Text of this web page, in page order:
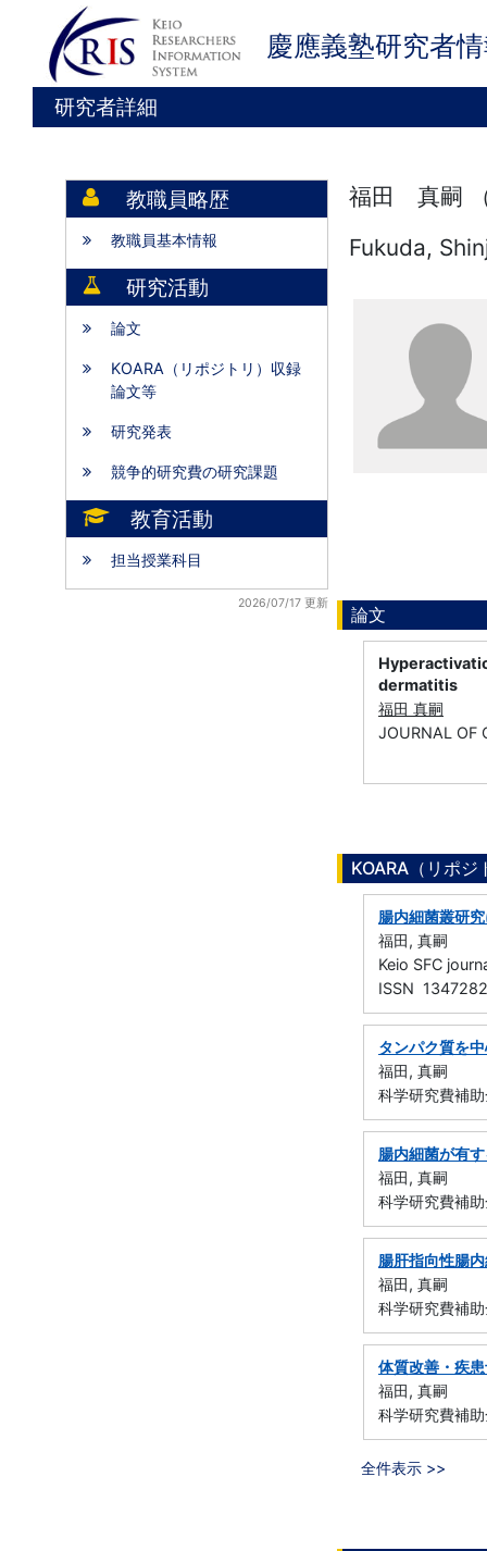
慶應義塾研究者
研究者詳細
教職員略歴
教職員基本情報
研究活動
論文
KOARA（リポジトリ）収録
論文等
研究発表
競争的研究費の研究課題
教育活動
担当授業科目
2026/07/17 更新
福田 真嗣
Fukuda,
論文
dermatitis
福田 真嗣
JOURNAL OF
KOARA（リポ
腸内細菌叢研
福田, 真嗣
Keio SFC
ISSN
タンパク質を
福田, 真嗣
科学研究費補
腸内細菌が有
福田, 真嗣
科学研究費補
腸肝指向性腸
福田, 真嗣
科学研究費補
体質改善・疾
福田, 真嗣
科学研究費補
全件表示 >>